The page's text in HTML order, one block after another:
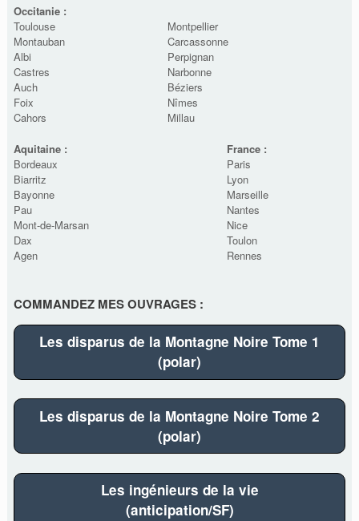
Occitanie :
Toulouse
Montauban
Albi
Castres
Auch
Foix
Cahors
Montpellier
Carcassonne
Perpignan
Narbonne
Béziers
Nîmes
Millau
Aquitaine :
Bordeaux
Biarritz
Bayonne
Pau
Mont-de-Marsan
Dax
Agen
France :
Paris
Lyon
Marseille
Nantes
Nice
Toulon
Rennes
COMMANDEZ MES OUVRAGES :
Les disparus de la Montagne Noire Tome 1
(polar)
Les disparus de la Montagne Noire Tome 2
(polar)
Les ingénieurs de la vie
(anticipation/SF)